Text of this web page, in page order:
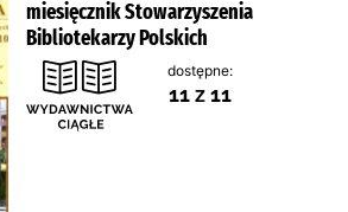
miesięcznik Stowarzyszenia
Bibliotekarzy Polskich
dostępne:
11 z 11